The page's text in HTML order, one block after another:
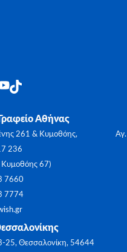
Αθήνας
261 & Κυμοθόης, Αγ.
236
Κυμοθόης 67)
7660
7774
25, Θεσσαλονίκη, 54644